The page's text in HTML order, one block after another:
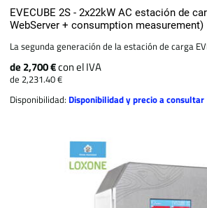
EVECUBE 2S - 2x22kW AC estación de
WebServer + consumption measurement)
La segunda generación de la estación de carga
de 2,700 €con el IVA
de 2,231.40 €
Disponibilidad: Disponibilidad y precio a consultar